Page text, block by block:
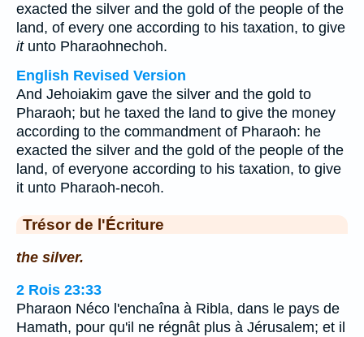
exacted the silver and the gold of the people of the
land, of every one according to his taxation, to give
itunto Pharaohnechoh.
English Revised Version
And Jehoiakim gave the silver and the gold to
Pharaoh; but he taxed the land to give the money
according to the commandment of Pharaoh: he
exacted the silver and the gold of the people of the
land, of everyone according to his taxation, to give
it unto Pharaoh-necoh.
Trésor de l'Écriture
the silver.
2 Rois 23:33
Pharaon Néco l'enchaîna à Ribla, dans le pays de
Hamath, pour qu'il ne régnât plus à Jérusalem; et il